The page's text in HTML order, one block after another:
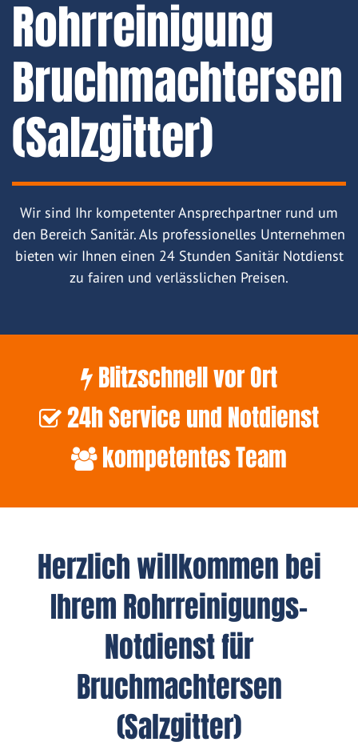
Rohrreinigung
Bruchmachtersen
(Salzgitter)
Wir sind Ihr kompetenter Ansprechpartner rund um
den Bereich Sanitär. Als professionelles Unternehmen
bieten wir Ihnen einen 24 Stunden Sanitär Notdienst
zu fairen und verlässlichen Preisen.
Blitzschnell vor Ort
24h Service und Notdienst
kompetentes Team
Herzlich willkommen bei
Ihrem Rohrreinigungs-
Notdienst für
Bruchmachtersen
(Salzgitter)